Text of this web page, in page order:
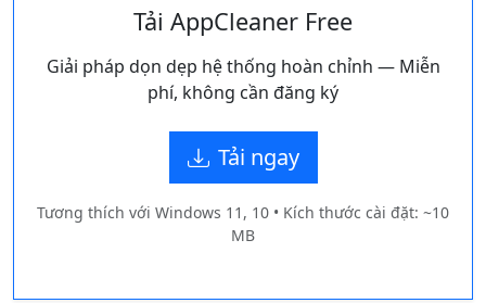
Tải AppCleaner Free
Giải pháp dọn dẹp hệ thống hoàn chỉnh — Miễn
phí, không cần đăng ký
Tải ngay
Tương thích với Windows 11, 10 • Kích thước cài đặt: ~10
MB